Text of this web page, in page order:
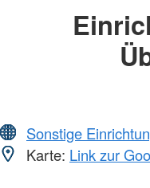
Sonstige
Karte: Link zur